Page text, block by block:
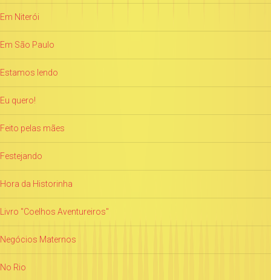
Em Niterói
Em São Paulo
Estamos lendo
Eu quero!
Feito pelas mães
Festejando
Hora da Historinha
Livro "Coelhos Aventureiros"
Negócios Maternos
No Rio